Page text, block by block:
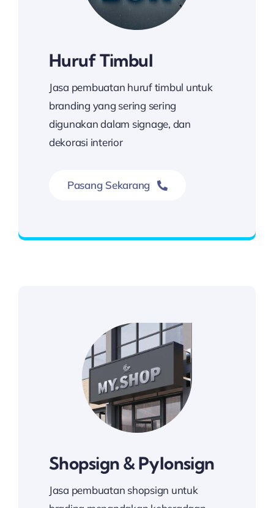
Huruf Timbul
Jasa pembuatan huruf timbul untuk
branding yang sering sering
digunakan dalam signage, dan
dekorasi interior
Pasang Sekarang
Shopsign & Pylonsign
Jasa pembuatan shopsign untuk